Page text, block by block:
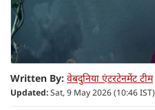
Written By: वेबदुनिया एंटरटेनमेंट टीम
Updated:Sat, 9 May 2026 (10:46 IST)